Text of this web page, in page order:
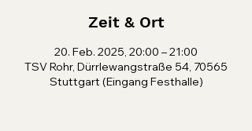
Zeit & Ort
20. Feb. 2025, 20:00 – 21:00
TSV Rohr, Dürrlewangstraße 54, 70565
Stuttgart (Eingang Festhalle)